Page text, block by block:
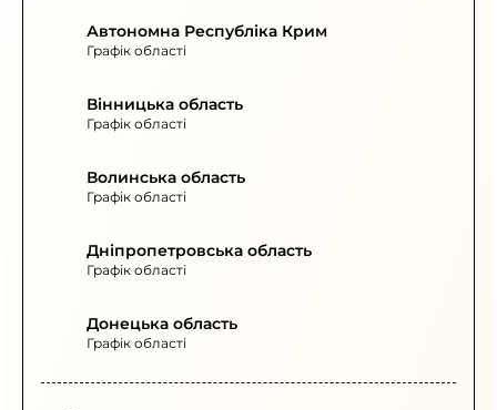
Автономна Республіка Крим
Графік області
Вінницька область
Графік області
Волинська область
Графік області
Дніпропетровська область
Графік області
Донецька область
Графік області